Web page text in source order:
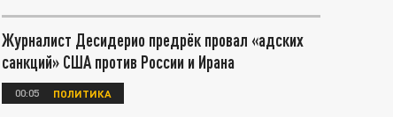
Журналист Десидерио предрёк провал «адских
санкций» США против России и Ирана
00:05 ПОЛИТИКА